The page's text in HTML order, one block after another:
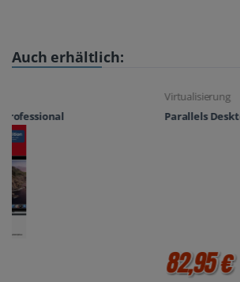
Auch erhältlich:
Parallels Desktop v16 int. Mac (1J) Standard